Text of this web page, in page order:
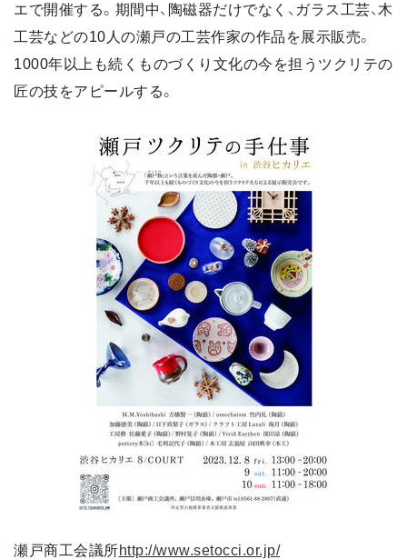
エで開催する。期間中、陶磁器だけでなく、ガラス工芸、木
工芸などの10人の瀬戸の工芸作家の作品を展示販売。
1000年以上も続くものづくり文化の今を担うツクリテの
匠の技をアピールする。
瀬戸商工会議所http://www.setocci.or.jp/